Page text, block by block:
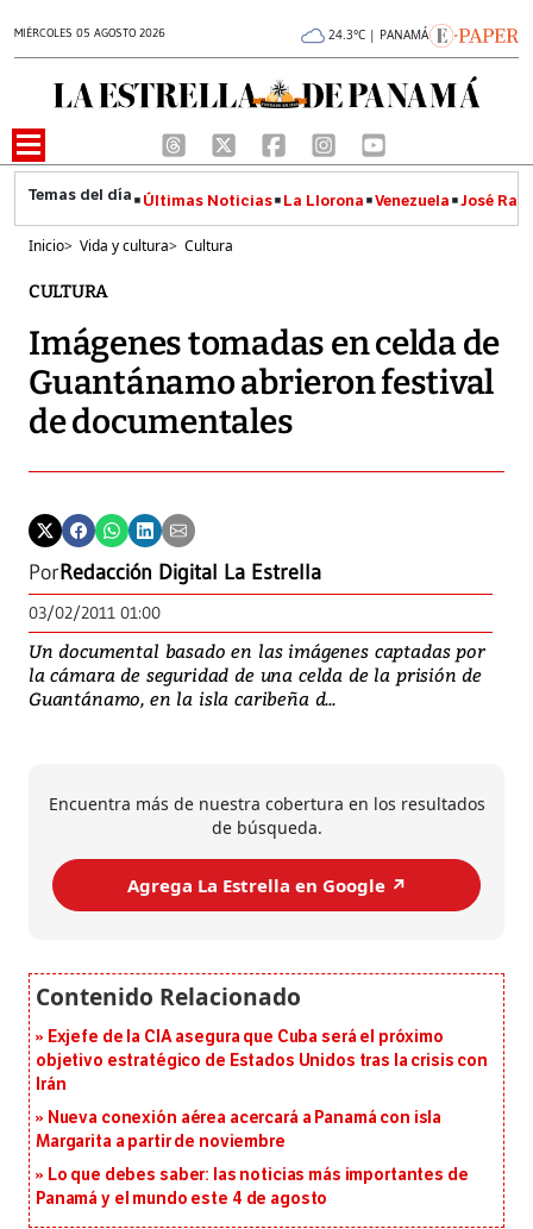
MIÉRCOLES 05 AGOSTO 2026 24.3°C | PANAMÁ
Últimas Noticias La Llorona Venezuela José
Inicio> Vida y cultura> Cultura
CULTURA
Imágenes tomadas en celda de
Guantánamo abrieron festival
de documentales
PorRedacción Digital La Estrella
03/02/2011 01:00
Un documental basado en las imágenes captadas por
la cámara de seguridad de una celda de la prisión de
Guantánamo, en la isla caribeña d...
Encuentra más de nuestra cobertura en los resultados
de búsqueda.
Agrega La Estrella en Google ↗️
Exjefe de la CIA asegura que Cuba será el próximo
objetivo estratégico de Estados Unidos tras la crisis con
Irán
Nueva conexión aérea acercará a Panamá con isla
Margarita a partir de noviembre
Lo que debes saber: las noticias más importantes de
Panamá y el mundo este 4 de agosto